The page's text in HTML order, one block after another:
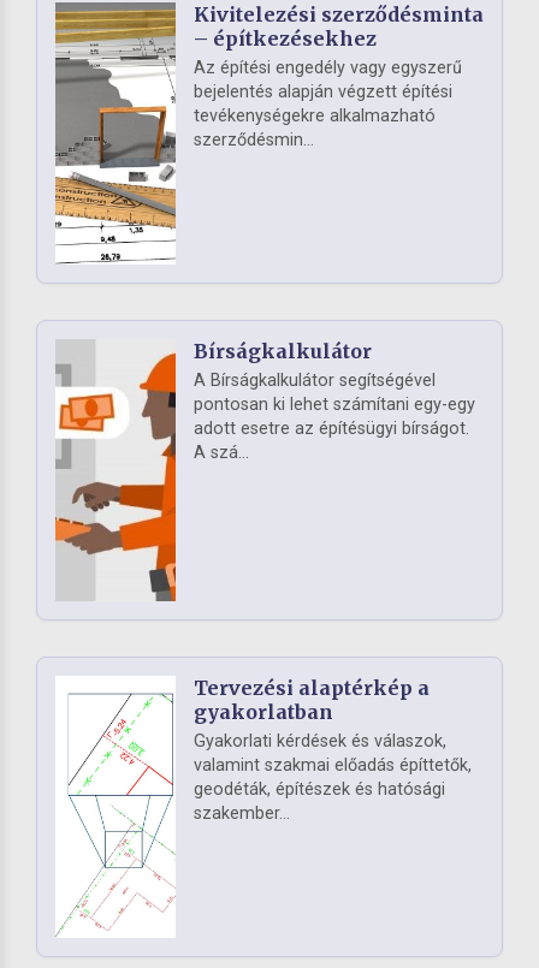
Kivitelezési szerződésminta
– építkezésekhez
Az építési engedély vagy egyszerű
bejelentés alapján végzett építési
tevékenységekre alkalmazható
szerződésmin...
Bírságkalkulátor
A Bírságkalkulátor segítségével
pontosan ki lehet számítani egy-egy
adott esetre az építésügyi bírságot.
A szá...
Tervezési alaptérkép a
gyakorlatban
Gyakorlati kérdések és válaszok,
valamint szakmai előadás építtetők,
geodéták, építészek és hatósági
szakember...